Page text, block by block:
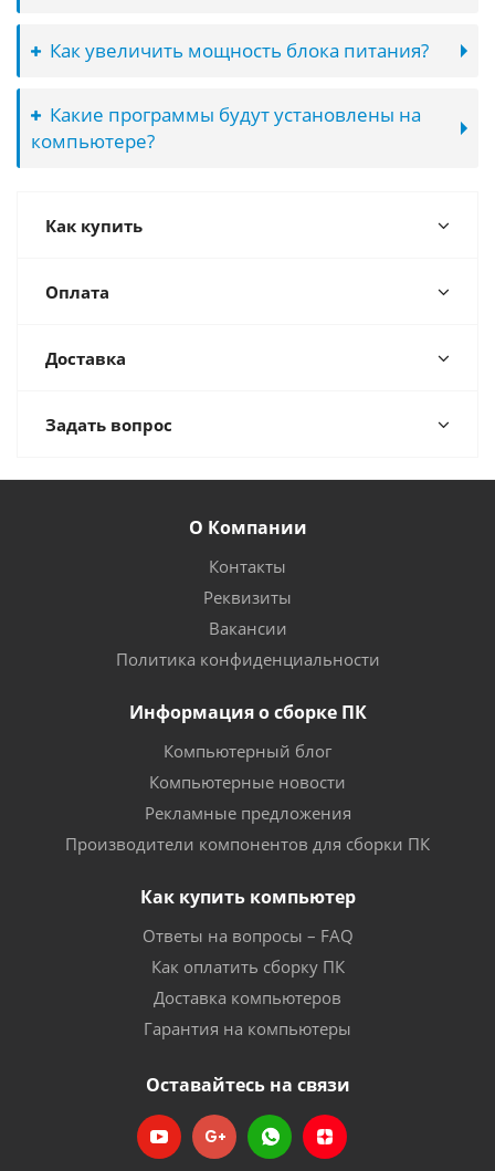
Как увеличить мощность блока питания?
Какие программы будут установлены на
компьютере?
Как купить
Оплата
Доставка
Задать вопрос
О Компании
Контакты
Реквизиты
Вакансии
Политика конфиденциальности
Информация о сборке ПК
Компьютерный блог
Компьютерные новости
Рекламные предложения
Производители компонентов для сборки ПК
Как купить компьютер
Ответы на вопросы – FAQ
Как оплатить сборку ПК
Доставка компьютеров
Гарантия на компьютеры
Оставайтесь на связи